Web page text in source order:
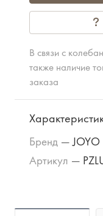
В связи с
также наличие
заказа
Бренд — JOYO
Артикул —